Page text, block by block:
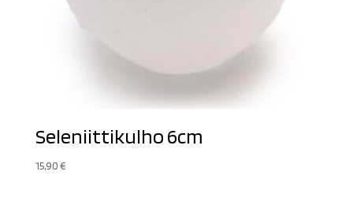
Seleniittikulho 6cm
15,90€